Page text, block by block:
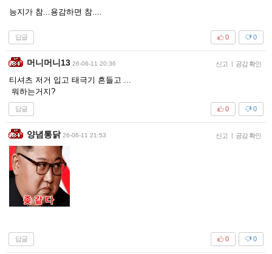
능지가 참...용감하면 참....
답글 0
0
머니머니13 26-06-11 20:36 신고 | 공감 확인
티셔츠 저거 입고 태극기 흔들고 ...
뭐하는거지?
답글 0
0
양념통닭 26-06-11 21:53 신고 | 공감 확인
답글 0
0